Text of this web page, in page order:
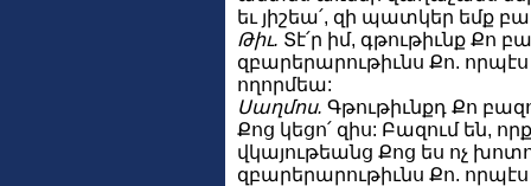
եւ յիշեա՛, զի պատկեր եմք
Թիւ. Տէ՛ր իմ, գթութիւնք Քո
զբարերարութիւնս Քո. որպէս
ողորմեա:
Սաղմոս. Գթութիւնքդ Քո
Քոց կեցո՛ զիս: Բազում են,
վկայութեանց Քոց ես ոչ
զբարերարութիւնս Քո. որպէս